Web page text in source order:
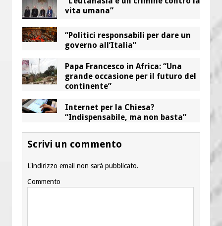
vita umana”
“Politici responsabili per dare un
governo all’Italia”
Papa Francesco in Africa: “Una
grande occasione per il futuro del
continente”
Internet per la Chiesa?
“Indispensabile, ma non basta”
Scrivi un commento
L'indirizzo email non sarà pubblicato.
Commento